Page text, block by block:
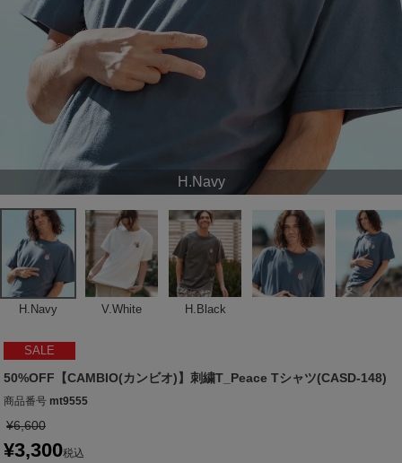
H.Navy
H.Navy V.White H.Black
SALE
50%OFF【CAMBIO(カンビオ)】刺繍T_Peace Tシャツ(CASD-148)
商品番号 mt9555
¥6,600
¥3,300税込